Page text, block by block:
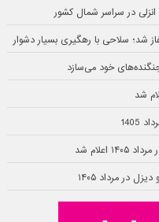
در سراسر شمال کشور
خود می‌سازد